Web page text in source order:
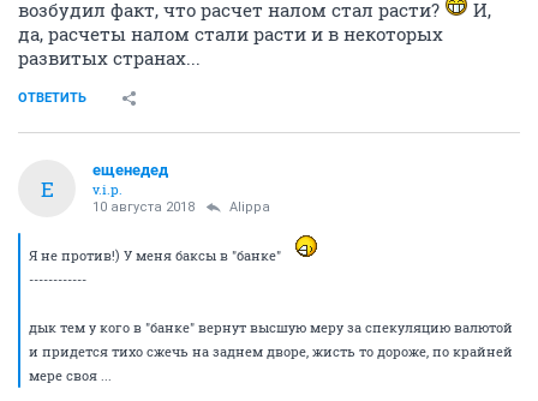
возбудил факт, что расчет налом стал расти?
И,
да, расчеты налом стали расти и в некоторых
развитых странах...
ОТВЕТИТЬ
Е
ещенедед
v.i.p.
10 августа 2018 Alippa
Я не против!) У меня баксы в "банке"
------------
дык тем у кого в "банке" вернут высшую меру за спекуляцию валютой
и придется тихо сжечь на заднем дворе, жисть то дороже, по крайней
мере своя ...